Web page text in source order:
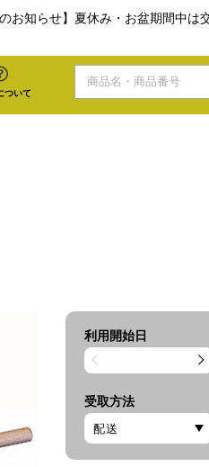
知らせ】夏休み・お盆期間中
ついて
利用開始日
受取方法